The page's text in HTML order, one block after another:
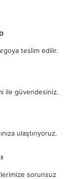
teslim edilir.
ile güvendesiniz.
ulaştırıyoruz.
sorunsuz